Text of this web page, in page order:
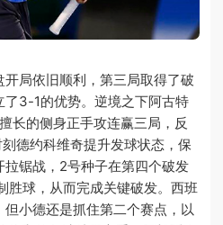
局依旧顺利，第三局取得了破
3-1的优势。逆境之下阿古特
长的侧身正手攻连赢三局，反
德约科维奇提升发球状态，保
锯战，2号种子在第四个破发
胜球，从而完成关键破发。西班
小德还是抓住第二个赛点，以